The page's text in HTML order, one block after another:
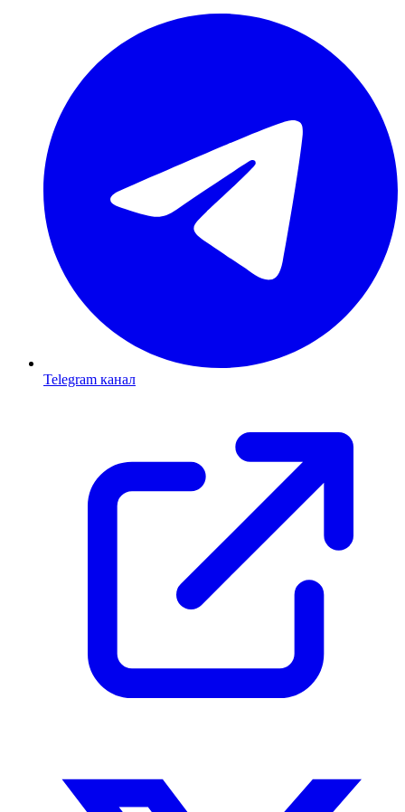
Telegram канал